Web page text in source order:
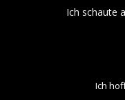
Ich schaute
Ich